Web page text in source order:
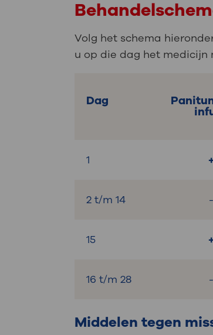
Volg het schema
u op die dag het
Dag
1
2 t/m 14 -
15
16 t/m 28 -
Middelen tegen